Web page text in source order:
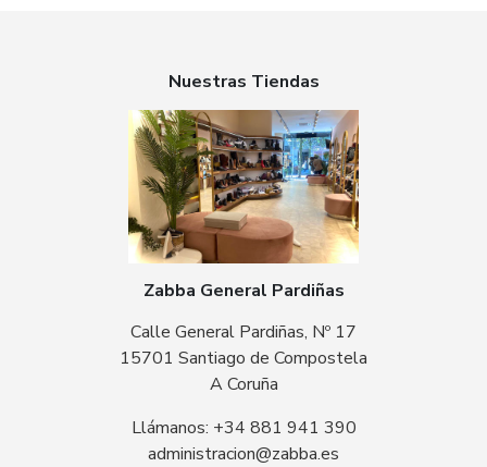
Nuestras Tiendas
Zabba General Pardiñas
Calle General Pardiñas, Nº 17
15701 Santiago de Compostela
A Coruña
Llámanos: +34 881 941 390
administracion@zabba.es